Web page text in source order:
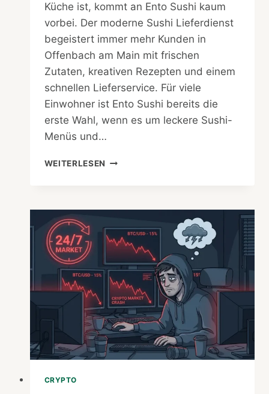
Küche ist, kommt an Ento Sushi kaum
vorbei. Der moderne Sushi Lieferdienst
begeistert immer mehr Kunden in
Offenbach am Main mit frischen
Zutaten, kreativen Rezepten und einem
schnellen Lieferservice. Für viele
Einwohner ist Ento Sushi bereits die
erste Wahl, wenn es um leckere Sushi-
Menüs und…
WEITERLESEN ENTO
BESTEN
IN
OFFENBACH
AM
MAIN
CRYPTO